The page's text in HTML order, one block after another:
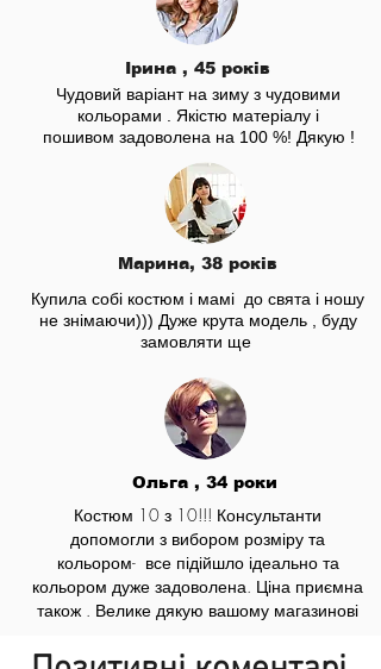
Ірина , 45 років
Чудовий варіант на зиму з чудовими
кольорами . Якістю матеріалу і
пошивом задоволена на 100 %! Дякую !
Марина, 38 років
Купила собі костюм і мамі до свята і ношу
не знімаючи))) Дуже крута модель , буду
замовляти ще
Ольга , 34 роки
Костюм 10 з 10!!! Консультанти
допомогли з вибором розміру та
кольором- все підійшло ідеально та
кольором дуже задоволена. Ціна приємна
також . Велике дякую вашому магазинові